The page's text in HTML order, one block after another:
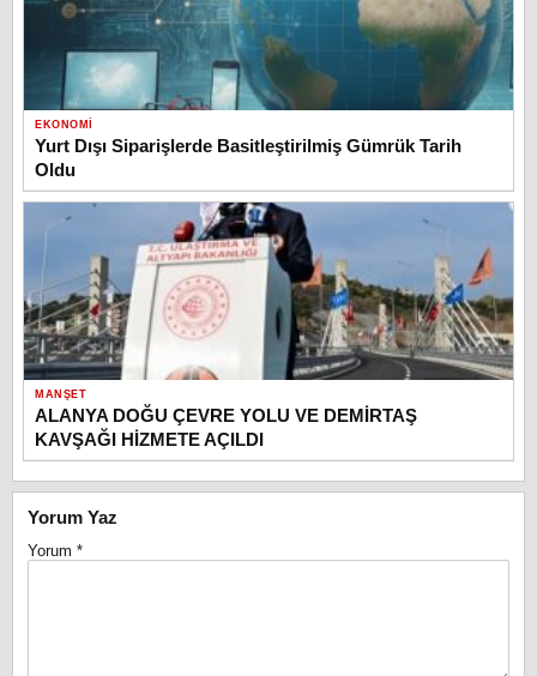
EKONOMI
Yurt Dışı Siparişlerde Basitleştirilmiş Gümrük Tarih
Oldu
MANŞET
ALANYA DOĞU ÇEVRE YOLU VE DEMİRTAŞ
KAVŞAĞI HİZMETE AÇILDI
Yorum Yaz
Yorum *